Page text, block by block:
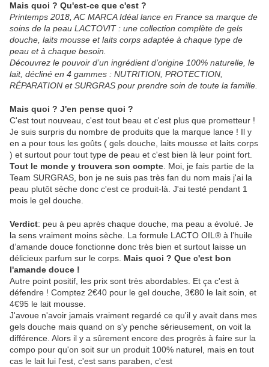
Mais quoi ? Qu'est-ce que c'est ?
Printemps 2018, AC MARCA Idéal lance en France sa marque de
soins de la peau LACTOVIT : une collection complète de gels
douche, laits mousse et laits corps adaptée à chaque type de
peau et à chaque besoin.
Découvrez le pouvoir d’un ingrédient d’origine 100% naturelle, le
lait, décliné en 4 gammes : NUTRITION, PROTECTION,
RÉPARATION et SURGRAS pour prendre soin de toute la famille.
Mais quoi ? J'en pense quoi ?
C'est tout nouveau, c'est tout beau et c'est plus que prometteur !
Je suis surpris du nombre de produits que la marque lance ! Il y
en a pour tous les goûts ( gels douche, laits mousse et laits corps
) et surtout pour tout type de peau et c'est bien là leur point fort.
Tout le monde y trouvera son compte . Moi, je fais partie de la
Team SURGRAS, bon je ne suis pas très fan du nom mais j'ai la
peau plutôt sèche donc c'est ce produit-là. J'ai testé pendant 1
mois le gel douche.
Verdict: peu à peu après chaque douche, ma peau a évolué. Je
la sens vraiment moins sèche. La formule LACTO OIL® à l’huile
d’amande douce fonctionne donc très bien et surtout laisse un
délicieux parfum sur le corps. Mais quoi ? Que c'est bon
l'amande douce !
Autre point positif, les prix sont très abordables. Et ça c'est à
défendre ! Comptez 2€40 pour le gel douche, 3€80 le lait soin, et
4€95 le lait mousse.
J'avoue n'avoir jamais vraiment regardé ce qu'il y avait dans mes
gels douche mais quand on s'y penche sérieusement, on voit la
différence. Alors il y a sûrement encore des progrès à faire sur la
compo pour qu'on soit sur un produit 100% naturel, mais en tout
cas le lait lui l'est, c'est sans paraben, c'est